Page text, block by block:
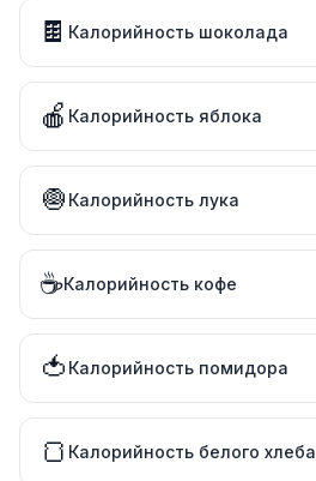
🍫 Калорийность шоколада
🍎 Калорийность яблока
🧅 Калорийность лука
☕Калорийность кофе
🍅 Калорийность помидора
🍞 Калорийность белого хлеба